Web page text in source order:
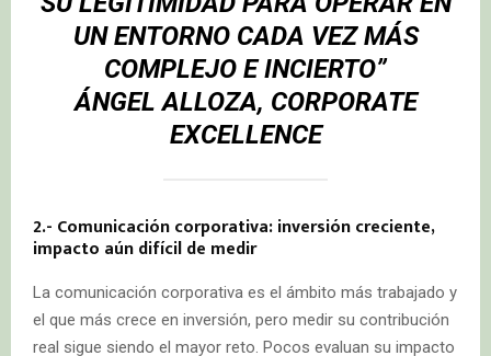
UN ENTORNO CADA VEZ MÁS
COMPLEJO E INCIERTO”
ÁNGEL ALLOZA, CORPORATE
EXCELLENCE
2.- Comunicación corporativa: inversión creciente,
impacto aún difícil de medir
La comunicación corporativa es el ámbito más trabajado y
el que más crece en inversión, pero medir su contribución
real sigue siendo el mayor reto. Pocos evaluan su impacto